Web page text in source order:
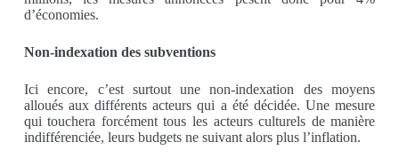
d’économies.
Non-indexation des subventions
Ici encore, c’est surtout une non-indexation des moyens
alloués aux différents acteurs qui a été décidée. Une mesure
qui touchera forcément tous les acteurs culturels de manière
indifférenciée, leurs budgets ne suivant alors plus l’inflation.